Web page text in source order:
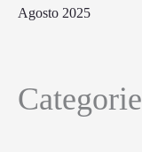
Agosto 2025
Categorie